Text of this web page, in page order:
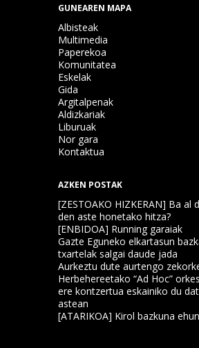
GUNEAREN MAPA
Albisteak
Multimedia
Paperekoa
Komunitatea
Eskelak
Gida
Argitalpenak
Aldizkariak
Liburuak
Nor gara
Kontaktua
AZKEN POSTAK
[ZESTOAKO HIZKERAN] Ba al
den aste honetako hitza?
[ENBIDOA] Running garaiak
Gazte Eguneko elkartasun
txartelak salgai daude jada
Aurkeztu dute aurtengo
Herbehereetako “Ad Hoc”
ere kontzertua eskainiko du
astean
[ATARIKOA] Kirol bazkuna